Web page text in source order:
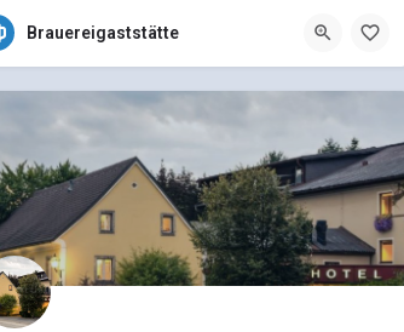
+43 (0)3842 42074
Hauptplatz 11, 8700 Leoben, Österreich
Brauereigaststätte